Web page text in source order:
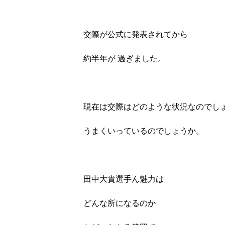
交際が公式に発表されてから
約半年が 過ぎました。
現在は交際はどのような状況なのでし
うまくいっているのでしょうか。
田中大貴選手ん魅力は
どんな所になるのか